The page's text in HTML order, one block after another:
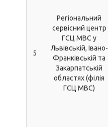
5
Регіональний
сервісний центр
ГСЦ МВС у
Львівській, Івано-
Франківській та
Закарпатській
областях (філія
ГСЦ МВС)